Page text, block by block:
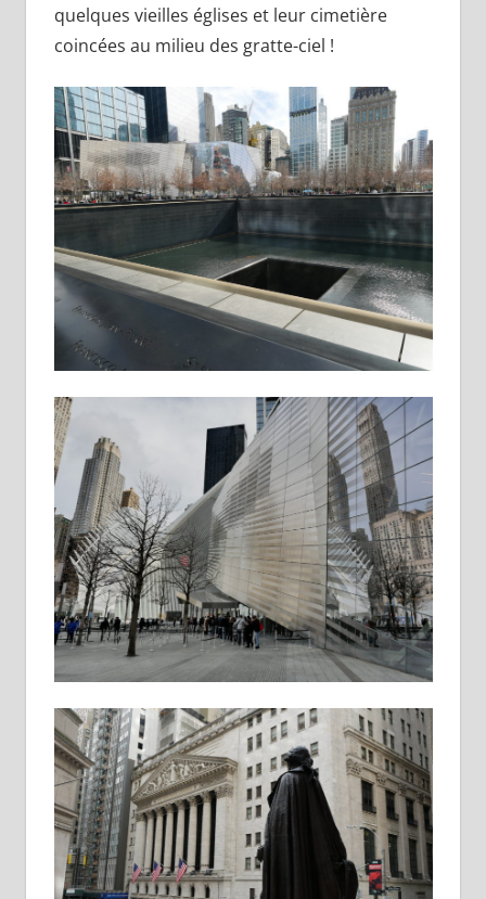
quelques vieilles églises et leur cimetière
coincées au milieu des gratte-ciel !